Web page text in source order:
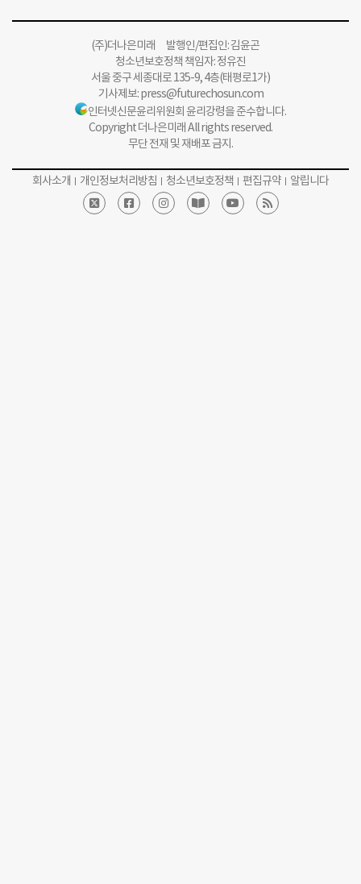
(주)더나은미래 발행인/편집인: 김윤곤
청소년보호정책 책임자: 정유진
서울 중구 세종대로 135-9, 4층(태평로1가)
기사제보:press@futurechosun.com
인터넷신문윤리위원회 윤리강령을 준수합니다.
Copyright 더나은미래 All rights reserved.
무단 전재 및 재배포 금지.
회사소개 개인정보처리방침 청소년보호정책 편집규약 알립니다